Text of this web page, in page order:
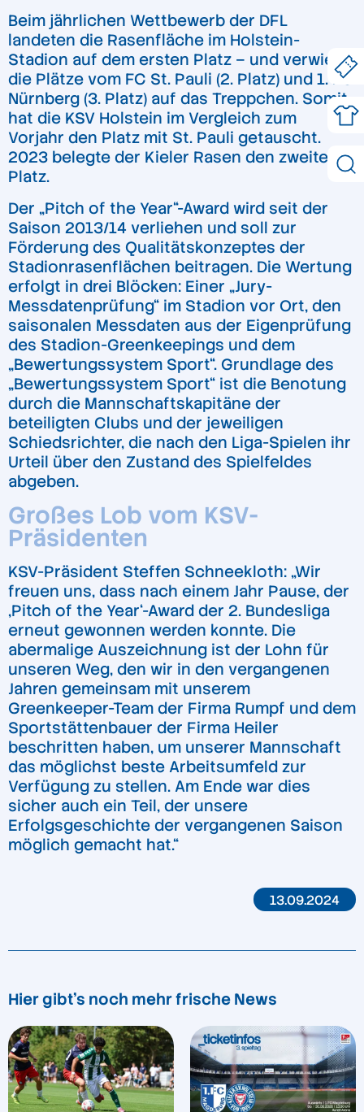
Beim jährlichen Wettbewerb der DFL
landeten die Rasenfläche im Holstein-
Stadion auf dem ersten Platz – und verwies
die Plätze vom FC St. Pauli (2. Platz) und 1. FC
Nürnberg (3. Platz) auf das Treppchen. Somit
hat die KSV Holstein im Vergleich zum
Vorjahr den Platz mit St. Pauli getauscht.
2023 belegte der Kieler Rasen den zweiten
Platz.
Der „Pitch of the Year“-Award wird seit der
Saison 2013/14 verliehen und soll zur
Förderung des Qualitätskonzeptes der
Stadionrasenflächen beitragen. Die Wertung
erfolgt in drei Blöcken: Einer „Jury-
Messdatenprüfung“ im Stadion vor Ort, den
saisonalen Messdaten aus der Eigenprüfung
des Stadion-Greenkeepings und dem
„Bewertungssystem Sport“. Grundlage des
„Bewertungssystem Sport“ ist die Benotung
durch die Mannschaftskapitäne der
beteiligten Clubs und der jeweiligen
Schiedsrichter, die nach den Liga-Spielen ihr
Urteil über den Zustand des Spielfeldes
abgeben.
Großes Lob vom KSV-
Präsidenten
KSV-Präsident Steffen Schneekloth: „Wir
freuen uns, dass nach einem Jahr Pause, der
,Pitch of the Year‘-Award der 2. Bundesliga
erneut gewonnen werden konnte. Die
abermalige Auszeichnung ist der Lohn für
unseren Weg, den wir in den vergangenen
Jahren gemeinsam mit unserem
Greenkeeper-Team der Firma Rumpf und dem
Sportstättenbauer der Firma Heiler
beschritten haben, um unserer Mannschaft
das möglichst beste Arbeitsumfeld zur
Verfügung zu stellen. Am Ende war dies
sicher auch ein Teil, der unsere
Erfolgsgeschichte der vergangenen Saison
möglich gemacht hat.“
13.09.2024
Hier gibt's noch mehr frische News